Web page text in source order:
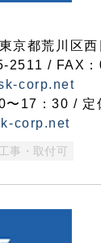
京都荒川区西
2511 / FAX
corp.net
〜17：30 / 定
corp.net
工事・取付可